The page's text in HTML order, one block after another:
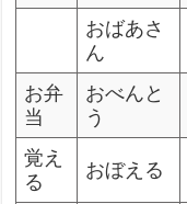
おばあさ
ん
お弁
当
おべんと
う
覚え
る
おぼえる